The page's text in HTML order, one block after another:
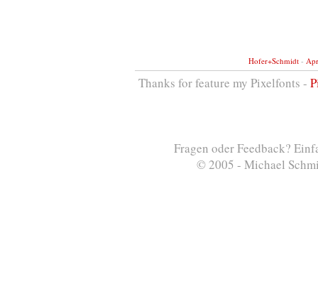
Hofer+Schmidt-
Thanks for feature my Pixelfonts -
Fragen oder Feedback?
© 2005 - Michael